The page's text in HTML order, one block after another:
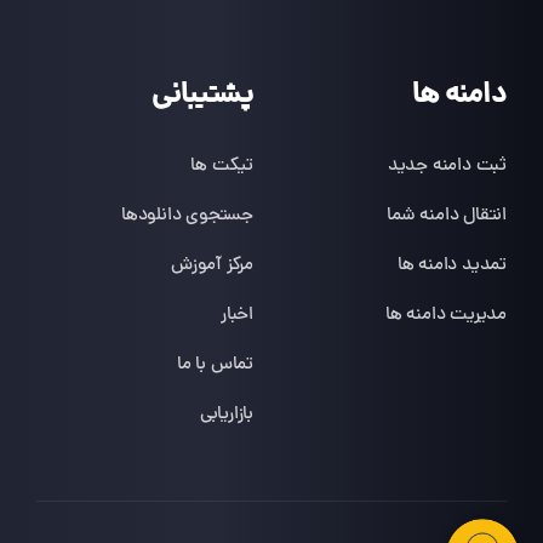
دامنه ها
ثبت دامنه جدید
انتقال دامنه شما
تمدید دامنه ها
مدیریت دامنه ها
پشتیبانی
تیکت ها
جستجوی دانلودها
مرکز آموزش
اخبار
تماس با ما
بازاریابی